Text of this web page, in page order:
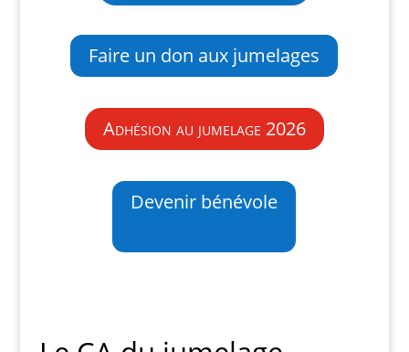
Faire un don aux jumelages
Adhésion au jumelage 2026
Devenir bénévole